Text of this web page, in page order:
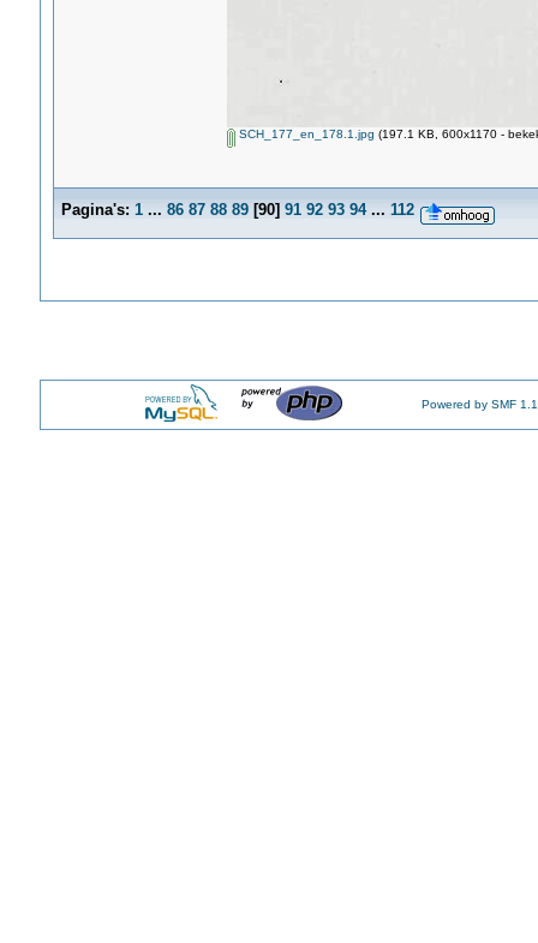
SCH_177_en_178.1.jpg (197.1 KB, 600x1170 -
Pagina's: 1 ... 86 87 88 89[90] 91 92 93 94 ... 112
Powered by SMF